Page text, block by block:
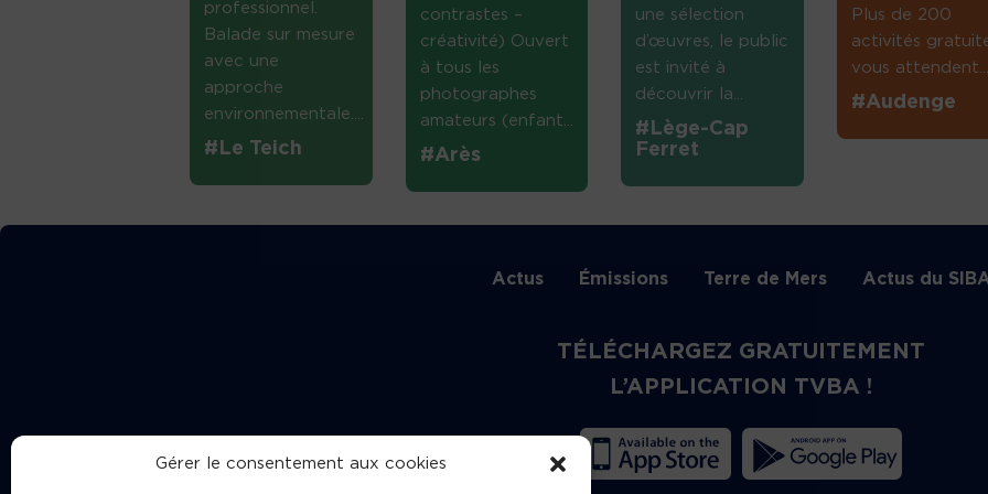
Gérer le consentement aux cookies
professionnel.
Balade sur mesure
avec une
approche
environnementale....
#Le Teich
contrastes –
créativité) Ouvert
à tous les
photographes
amateurs (enfant...
#Arès
une sélection
d’œuvres, le public
est invité à
découvrir la...
#Lège-Cap
Ferret
Plus de 200
activités
vous
#Audenge
Actus Émissions Terre de Mers Actus du
TÉLÉCHARGEZ GRATUITEMENT
L’APPLICATION TVBA !